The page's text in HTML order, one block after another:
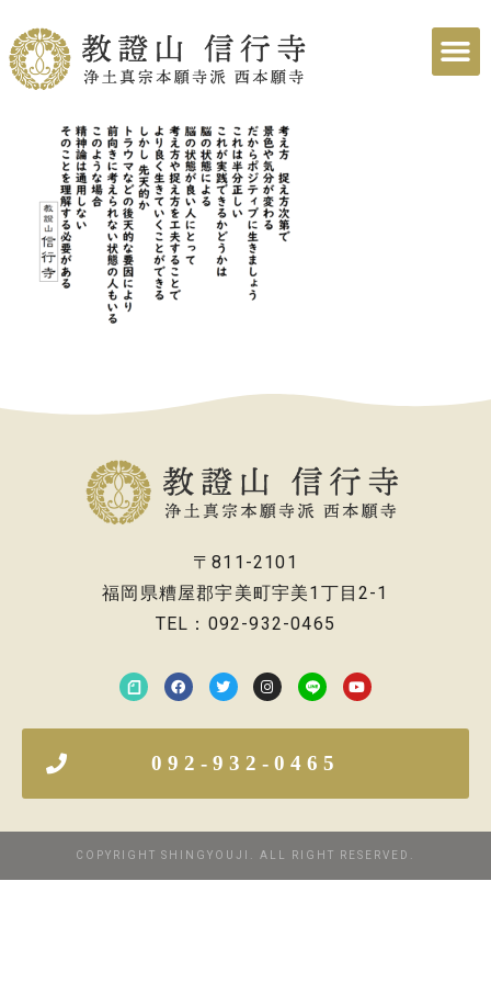
〒811-2101
福岡県糟屋郡宇美町宇美1丁目2-1
TEL：092-932-0465
092-932-0465
COPYRIGHT SHINGYOUJI. ALL RIGHT RESERVED.